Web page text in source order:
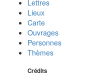
Lettres
Lieux
Carte
Ouvrages
Personnes
Thèmes
Crédits